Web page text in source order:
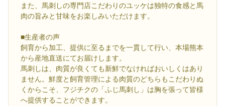
また、馬刺しの専門店こだわりのユッケは独特の食感と馬
肉の旨みと甘味をお楽しみいただけます。
■生産者の声
飼育から加工、提供に至るまでを一貫して行い、本場熊本
から産地直送にてお届けします。
馬刺しは、肉質が良くても新鮮でなければおいしくはあり
ません。鮮度と飼育管理による肉質のどちらもこだわりぬ
くからこそ、フジチクの「ふじ馬刺し」は胸を張って皆様
へ提供することができます。